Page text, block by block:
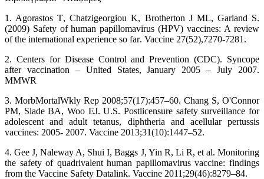
1. Agorastos T,Chatzigeorgiou K, Brotherton J ML, Garland S.
(2009) Safety of human papillomavirus (HPV) vaccines: A review
of the international experience so far. Vaccine 27(52),7270-7281.
2. Centers for Disease Control and Prevention (CDC). Syncope
after vaccination – United States, January 2005 – July 2007.
MMWR
3. MorbMortalWkly Rep 2008;57(17):457–60. Chang S, O'Connor
PM, Slade BA, Woo EJ. U.S. Postlicensure safety surveillance for
adolescent and adult tetanus, diphtheria and acellular pertussis
vaccines: 2005- 2007. Vaccine 2013;31(10):1447–52.
4. Gee J, Naleway A, Shui I, Baggs J, Yin R, Li R, et al. Monitoring
the safety of quadrivalent human papillomavirus vaccine: findings
from the Vaccine Safety Datalink. Vaccine 2011;29(46):8279–84.